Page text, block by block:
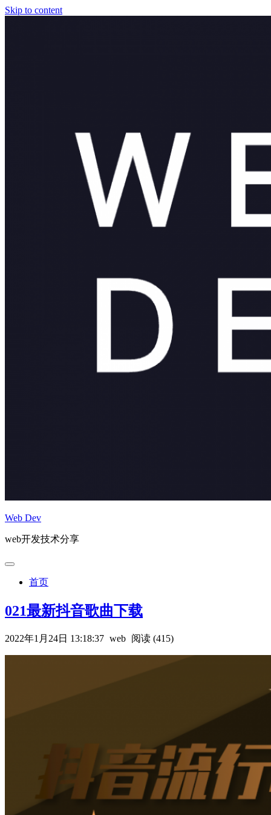
Skip to content
Web Dev
web开发技术分享
首页
021最新抖音歌曲下载
2022年1月24日 13:18:37 web 阅读 (415)